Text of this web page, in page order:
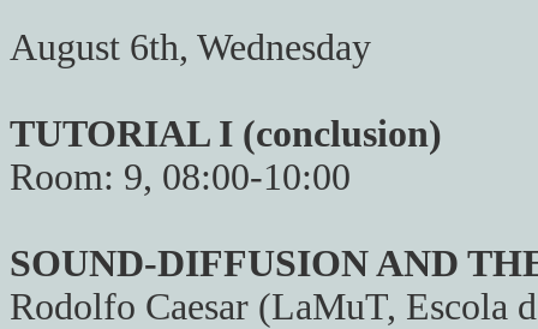
August 6th, Wednesday
TUTORIAL I (conclusion)
Room: 9, 08:00-10:00
SOUND-DIFFUSION AND
Rodolfo Caesar (LaMuT, Escola